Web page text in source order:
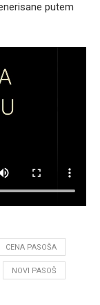
putem
CENA PASOŠA
NOVI PASOŠ